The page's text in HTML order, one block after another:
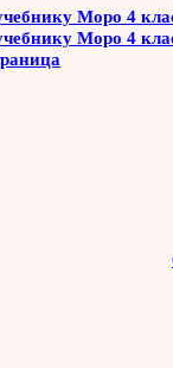
Моро 4
Моро 4